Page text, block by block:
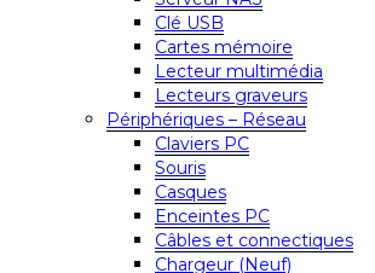
Clé USB
Cartes mémoire
Lecteur multimédia
Lecteurs graveurs
Périphériques – Réseau
Claviers PC
Souris
Casques
Enceintes PC
Câbles et connectiques
Chargeur (Neuf)